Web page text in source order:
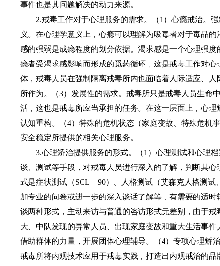
事件也是其问题解决的动力来源。
2.戒毒工作对于心理服务的需求。（1）心瘾戒治。
义。在心理学意义上，心瘾可以理解为吸毒者对于毒品
感的强弱是成瘾程度的划分依据。渴求感是一个心理强
瘾者受渴求感影响而形成的觅药循环，这是戒毒工作对
体，戒毒人员在强制隔离戒毒所内也面临着人际适应、
所作为。（3）发展性的需求。戒毒所只是戒毒人员生命
活，这也是戒毒所应当承担的任务。在这一层面上，心
认知重构。（4）特殊的危机状态（家庭变故、特殊危机
安全稳定所提供的相关心理服务。
3.心理矫治提供服务的形式。（1）心理测试和心理
谈、测试等手段，对戒毒人员进行深入的了解，判断其
式是症状测试（SCL—90）、人格测试（艾森克人格测
加专业的问卷或进一步的深入谈话了解等， 有需要的适时
谈两种形式，主动来访与普通的咨访形式无差别，由于
大、中队发现的异常人员、出现家庭变故和重大生活事
借助群体的力量，开展团体心理辅导。（4）专项心理矫
戒毒所将内观技术应用于戒毒实践，打造出内观戒治的